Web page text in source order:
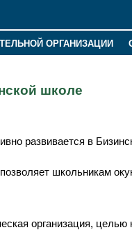
ОРГАНИЗАЦИИ
школе
развивается в
школьникам
организация,